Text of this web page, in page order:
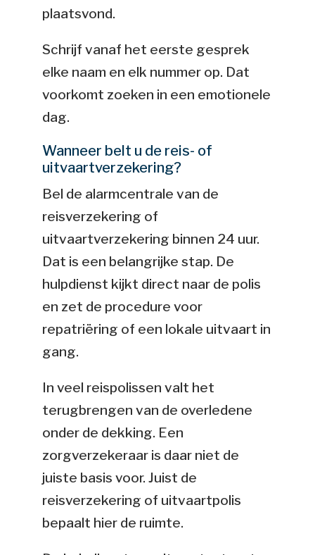
plaatsvond.
Schrijf vanaf het eerste gesprek
elke naam en elk nummer op. Dat
voorkomt zoeken in een emotionele
dag.
Wanneer belt u de reis- of
uitvaartverzekering?
Bel de alarmcentrale van de
reisverzekering of
uitvaartverzekering binnen 24 uur.
Dat is een belangrijke stap. De
hulpdienst kijkt direct naar de polis
en zet de procedure voor
repatriëring of een lokale uitvaart in
gang.
In veel reispolissen valt het
terugbrengen van de overledene
onder de dekking. Een
zorgverzekeraar is daar niet de
juiste basis voor. Juist de
reisverzekering of uitvaartpolis
bepaalt hier de ruimte.